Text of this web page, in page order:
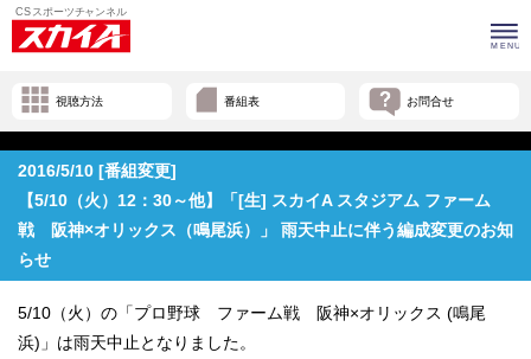
視聴方法 番組表 お問合せ
2016/5/10 [番組変更]
【5/10（火）12：30～他】「[生] スカイA スタジアム ファーム
戦 阪神×オリックス（鳴尾浜）」 雨天中止に伴う編成変更のお知
らせ
5/10（火）の「プロ野球 ファーム戦 阪神×オリックス (鳴尾
浜)」は雨天中止となりました。